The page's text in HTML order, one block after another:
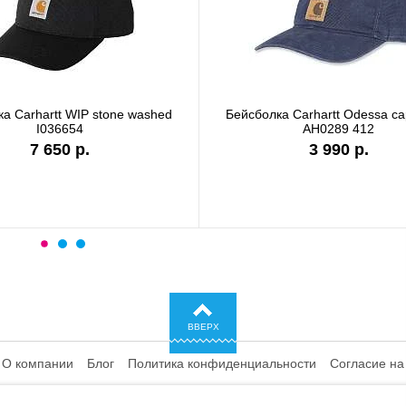
Carhartt WIP stone washed
I036654
7 650 р.
Бейсболка Carhartt Odessa
AH0289 412
3 990 р.
ВВЕРХ
О компании Блог Политика конфиденциальности Согласие